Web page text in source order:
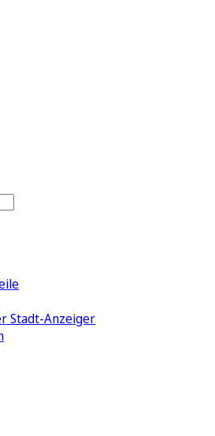
Stadt-Anzeiger